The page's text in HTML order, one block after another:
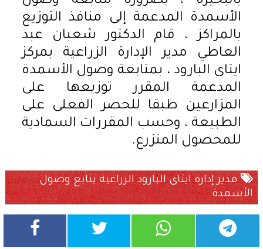
الأسمدة المدعمة إلى منافذ التوزيع
بالمراكز ، قام الدكتور شعبان عبد
العاطي مدير الإدارة الزراعية بمركز
ايتاى البارود ، بمتابعة وصول الأسمدة
المدعمة المقرر توزيعها على
المزارعين طبقا للحصر الفعلى على
الطبيعة ، وحسب المقررات السمادية
للمحصول المنزرع.
مدير إدارة ايتاى البارود الزراعية يتابع وصول
الأسمدة